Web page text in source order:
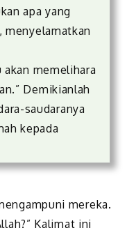
apa yang
akan memelihara
Demikianlah
saudaranya
kepada
mereka.
Kalimat ini